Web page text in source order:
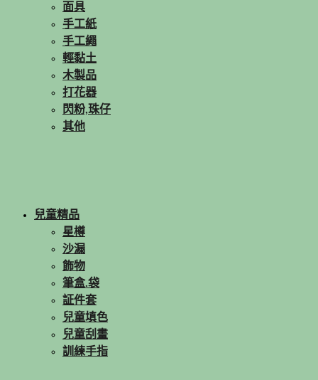
面具
手工紙
手工繩
輕黏土
木製品
打花器
閃粉,珠仔
其他
兒童精品
星樽
沙漏
飾物
筆盒.袋
証件套
兒童填色
兒童刮畫
訓練手指